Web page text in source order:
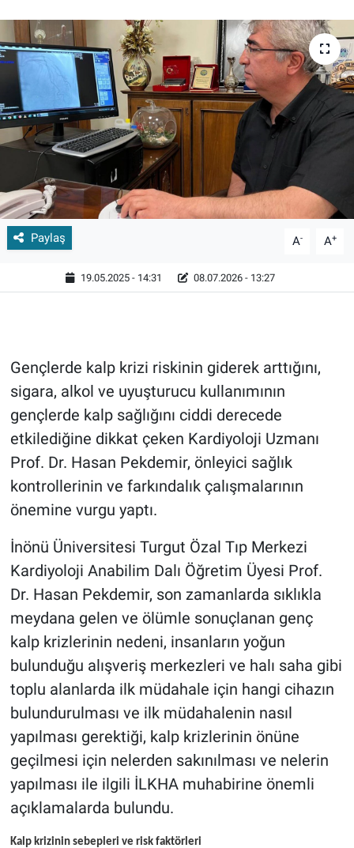
Paylaş A- A+
19.05.2025 - 14:31 08.07.2026 - 13:27
Gençlerde kalp krizi riskinin giderek arttığını,
sigara, alkol ve uyuşturucu kullanımının
gençlerde kalp sağlığını ciddi derecede
etkilediğine dikkat çeken Kardiyoloji Uzmanı
Prof. Dr. Hasan Pekdemir, önleyici sağlık
kontrollerinin ve farkındalık çalışmalarının
önemine vurgu yaptı.
İnönü Üniversitesi Turgut Özal Tıp Merkezi
Kardiyoloji Anabilim Dalı Öğretim Üyesi Prof.
Dr. Hasan Pekdemir, son zamanlarda sıklıkla
meydana gelen ve ölümle sonuçlanan genç
kalp krizlerinin nedeni, insanların yoğun
bulunduğu alışveriş merkezleri ve halı saha gibi
toplu alanlarda ilk müdahale için hangi cihazın
bulundurulması ve ilk müdahalenin nasıl
yapılması gerektiği, kalp krizlerinin önüne
geçilmesi için nelerden sakınılması ve nelerin
yapılması ile ilgili İLKHA muhabirine önemli
açıklamalarda bulundu.
Kalp krizinin sebepleri ve risk faktörleri